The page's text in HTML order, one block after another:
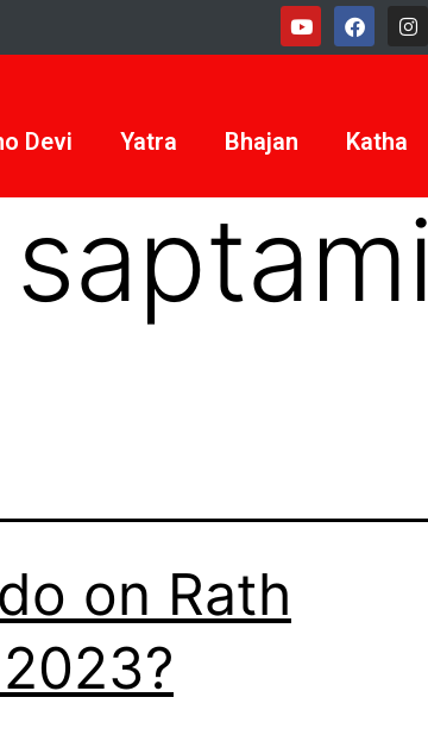
Devi Yatra Bhajan Katha
on Rath